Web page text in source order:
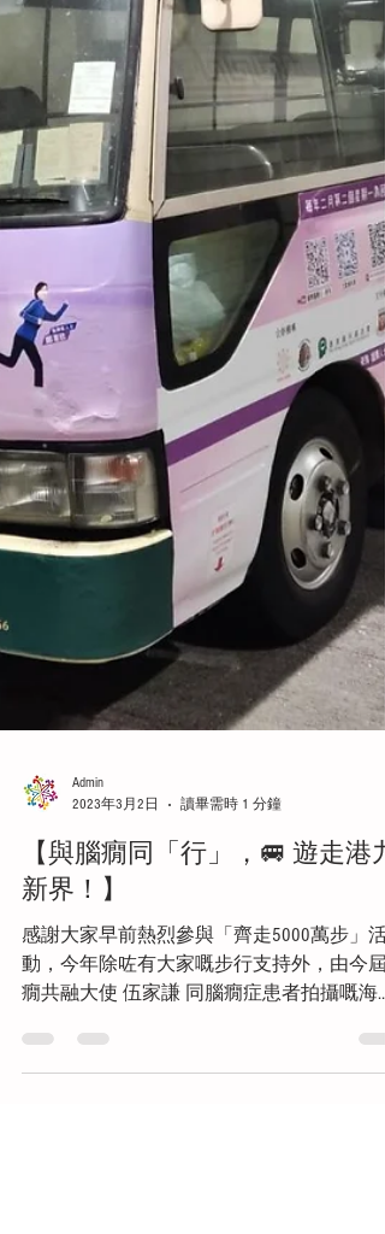
Admin
2023年3月2日
【與腦癇同「行」，🚐 遊走港九
新界！】
動，今年除咗有大家嘅步行支持外，由今屆
癇共融大使 伍家謙 同腦癇症患者拍攝嘅海